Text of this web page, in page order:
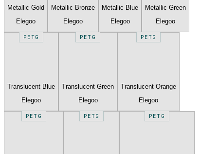
Metallic Gold
Elegoo
Metallic Bronze
Elegoo
Metallic Blue
Elegoo
Metallic Green
Elegoo
PETG
Translucent Blue
Elegoo
PETG
Translucent Green
Elegoo
PETG
Translucent Orange
Elegoo
PETG PETG PETG